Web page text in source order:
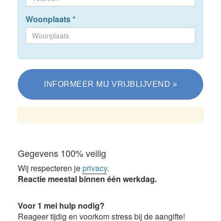
Woonplaats*
Gegevens 100% veilig
Wij respecteren jeprivacy.
Reactie meestal binnen één werkdag.
Voor 1 mei hulp nodig?
Reageer tijdig en voorkom stress bij de aangifte!